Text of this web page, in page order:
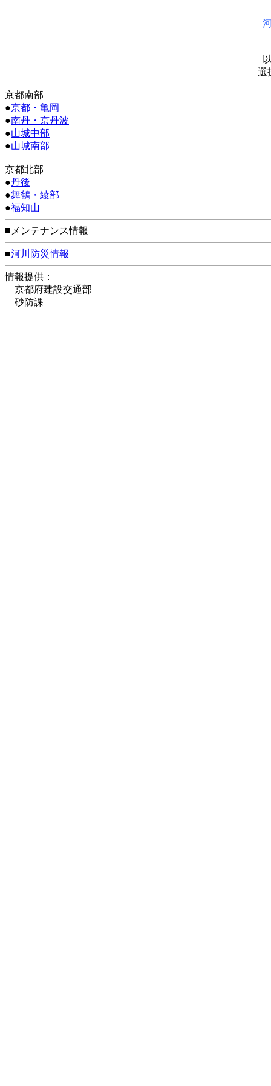
選
京都南部
●京都・亀岡
●南丹・京丹波
●山城中部
●山城南部
京都北部
●丹後
●舞鶴・綾部
●福知山
■メンテナンス情報
■河川防災情報
情報提供：
京都府建設交通部
砂防課